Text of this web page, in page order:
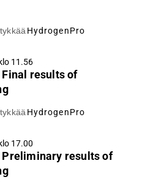
HydrogenPro
11.56
Final results of
HydrogenPro
17.00
Preliminary results of